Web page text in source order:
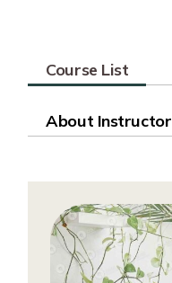
Course List
About Instructor